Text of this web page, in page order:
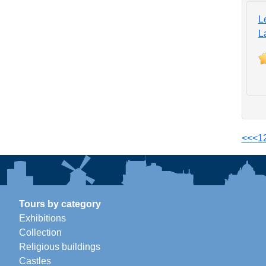
<<<1
Tours by category
Exhibitions
Collection
Religious buildings
Castles